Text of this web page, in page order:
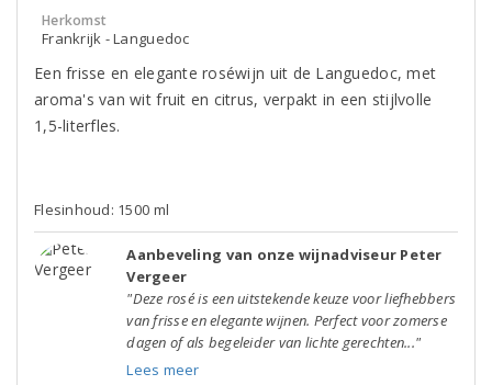
Herkomst
Frankrijk - Languedoc
Een frisse en elegante roséwijn uit de Languedoc, met
aroma's van wit fruit en citrus, verpakt in een stijlvolle
1,5-literfles.
Flesinhoud: 1500 ml
Aanbeveling van onze wijnadviseur Peter
Vergeer
"Deze rosé is een uitstekende keuze voor liefhebbers
van frisse en elegante wijnen. Perfect voor zomerse
dagen of als begeleider van lichte gerechten..."
Lees meer